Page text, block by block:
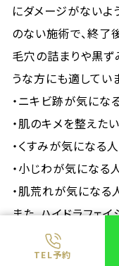
TEL予約
にダメージがないよ
のない施術で、終了
毛穴の詰まりや黒
うな方にも適してい
・ニキビ跡が気にな
・肌のキメを整えた
・くすみが気になる人
・小じわが気になる
・肌荒れが気になる
また、ハイドラフェ
強すぎた人にもおす
▼共立美容外科のハ